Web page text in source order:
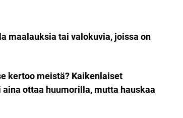
maalauksia tai valokuvia, joissa on
kertoo meistä? Kaikenlaiset
ottaa huumorilla, mutta hauskaa